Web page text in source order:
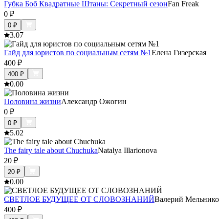
Губка Боб Квадратные Штаны: Секретный сезонFan Freak
0 ₽
0 ₽
3.07
Гайд для юристов по социальным сетям №1Елена Гизерская
400 ₽
400 ₽
0.00
Половина жизниАлександр Ожогин
0 ₽
0 ₽
5.02
The fairy tale about ChuchukaNatalya Illarionova
20 ₽
20 ₽
0.00
СВЕТЛОЕ БУДУЩЕЕ ОТ СЛОВОЗНАНИЙВалерий
400 ₽